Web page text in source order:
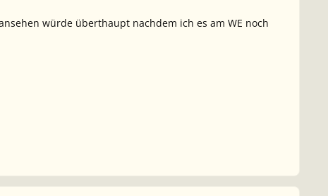
würde überthaupt nachdem ich es am WE noch